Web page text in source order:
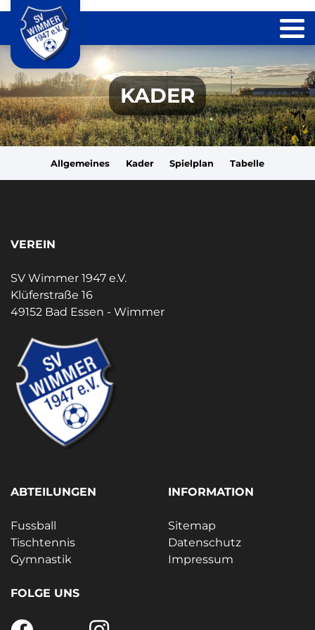
KADER
Allgemeines Kader Spielplan Tabelle
VEREIN
SV Wimmer 1947 e.V.
Klüferstraße 16
49152 Bad Essen - Wimmer
ABTEILUNGEN
Fussball
Tischtennis
Gymnastik
INFORMATION
Sitemap
Datenschutz
Impressum
FOLGE UNS